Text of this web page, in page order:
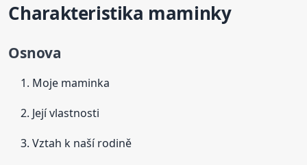
Charakteristika maminky
Osnova
Moje maminka
Její vlastnosti
Vztah k naší rodině